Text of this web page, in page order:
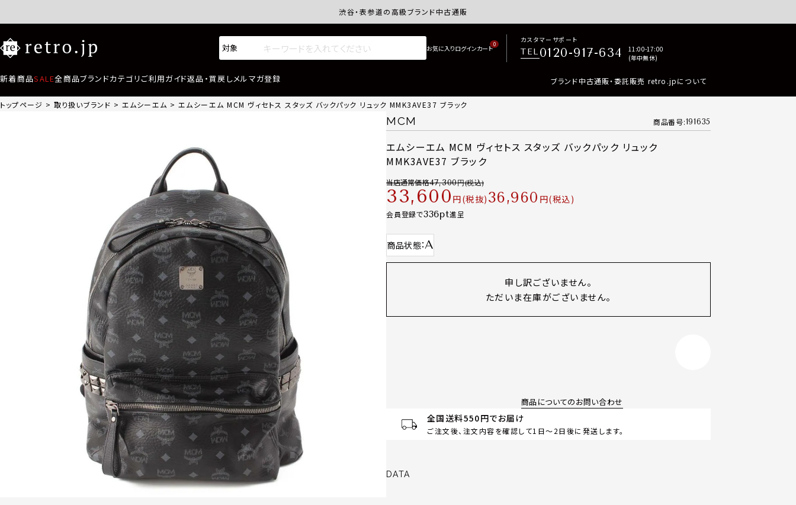
渋谷・表参道の高級ブランド中古通販サイトretro.jp商品はすべて正規品保証・返品可能（返品NG記載品を除く）
0
カスタマーサポート
TEL0120-917-634
11:00-17:00
(年中無休)
新着商品SALE全商品ブランドカテゴリ ご利用ガイド返品・買戻しメルマガ登録 ブランド中古通販・委託販売 retro.jpについて
トップページ 取り扱いブランド エムシーエム エムシーエム MCM ヴィセトス スタッズ バックパック リュック MMK3AVE37 ブラック
MCM 商品番号 191635
エムシーエム MCM ヴィセトス スタッズ バックパック リュック
MMK3AVE37 ブラック
当店通常価格47,300
33,600 税抜 36,960 税込
会員登録で336 進呈
商品状態 A
申し訳ございません。
ただいま在庫がございません。
商品についてのお問い合わせ
全国送料550円でお届け
ご注文後、注文内容を確認して1日～2日後に発送します。
DATA